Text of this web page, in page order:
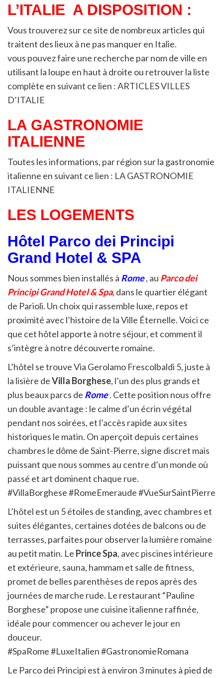
L’ITALIE A DISPOSITION :
Vous trouverez sur ce site de nombreux articles qui
traitent des lieux à ne pas manquer en Italie.
vous pouvez faire une recherche par nom de ville en
utilisant la loupe en haut à droite ou retrouver la liste
complète en suivant ce lien :ARTICLES VILLES
D’ITALIE
LA GASTRONOMIE
ITALIENNE
Toutes les informations, par région sur la gastronomie
italienne en suivant ce lien : LA GASTRONOMIE
ITALIENNE
LES LOGEMENTS
Hôtel Parco dei Principi
Grand Hotel & SPA
Nous sommes bien installés à Rome, au Parco dei
Principi Grand Hotel & Spa, dans le quartier élégant
de Parioli. Un choix qui rassemble luxe, repos et
proximité avec l’histoire de la Ville Éternelle. Voici ce
que cet hôtel apporte à notre séjour, et comment il
s’intègre à notre découverte romaine.
L’hôtel se trouve Via Gerolamo Frescolbaldi 5, juste à
la lisière deVilla Borghese, l’un des plus grands et
plus beaux parcs de Rome. Cette position nous offre
un double avantage : le calme d’un écrin végétal
pendant nos soirées, et l’accès rapide aux sites
historiques le matin. On aperçoit depuis certaines
chambres le dôme de Saint-Pierre, signe discret mais
puissant que nous sommes au centre d’un monde où
passé et art dominent chaque rue.
#VillaBorghese #RomeEmeraude #VueSurSaintPierre
L’hôtel est un 5 étoiles de standing, avec chambres et
suites élégantes, certaines dotées de balcons ou de
terrasses, parfaites pour observer la lumière romaine
au petit matin. Le Prince Spa, avec piscines intérieure
et extérieure, sauna, hammam et salle de fitness,
promet de belles parenthèses de repos après des
journées de marche rude. Le restaurant “Pauline
Borghese” propose une cuisine italienne raffinée,
idéale pour commencer ou achever le jour en
douceur.
#SpaRome #LuxeItalien #GastronomieRomana
Le Parco dei Principi est à environ 3 minutes à pied de